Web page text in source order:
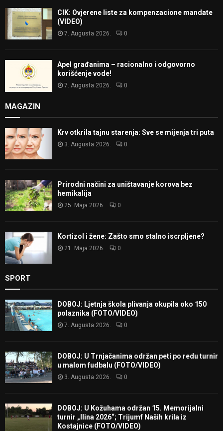
CIK: Ovjerene liste za kompenzacione mandate
(VIDEO)
7. Augusta 2026. 0
Apel građanima – racionalno i odgovorno
korišćenje vode!
7. Augusta 2026. 0
MAGAZIN
Krv otkrila tajnu starenja: Sve se mijenja tri puta
3. Augusta 2026. 0
Prirodni načini za uništavanje korova bez
hemikalija
25. Maja 2026. 0
Kortizol i žene: Zašto smo stalno iscrpljene?
21. Maja 2026. 0
SPORT
DOBOJ: Ljetnja škola plivanja okupila oko 150
polaznika (FOTO/VIDEO)
7. Augusta 2026. 0
DOBOJ: U Trnjačanima održan peti po redu turnir
u malom fudbalu (FOTO/VIDEO)
3. Augusta 2026. 0
DOBOJ: U Kožuhama održan 15. Memorijalni
turnir „Ilina 2026“; Trijumf Naših krila iz
Kostajnice (FOTO/VIDEO)